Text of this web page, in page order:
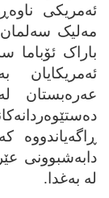
ئه‌مریکی
مه‌لیک
باراک ئۆباما
ئه‌مریکایان
عه‌ره‌بستان
ڕاگه‌یاندووه‌
دابه‌شبوونی
له‌ به‌غدا.